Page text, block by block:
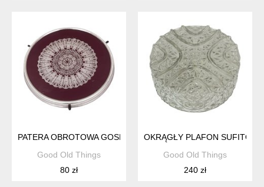
PATERA OBROTOWA GOSMET BYDGOSZCZ PRL LATA 70.
Good Old Things
80 zł
OKRĄGŁY PLAFON
Good Old Things
240 zł